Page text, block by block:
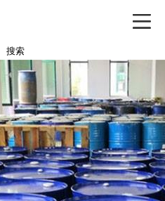
搜索